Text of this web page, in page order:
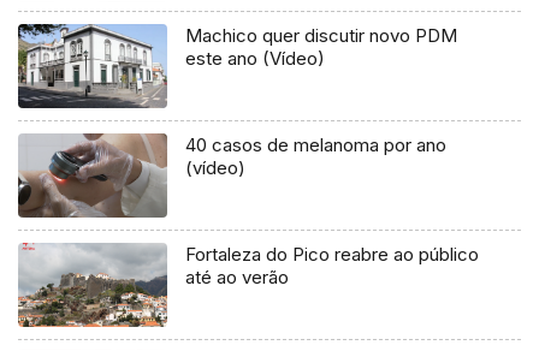
Machico quer discutir novo PDM
este ano (Vídeo)
40 casos de melanoma por ano
(vídeo)
Fortaleza do Pico reabre ao público
até ao verão